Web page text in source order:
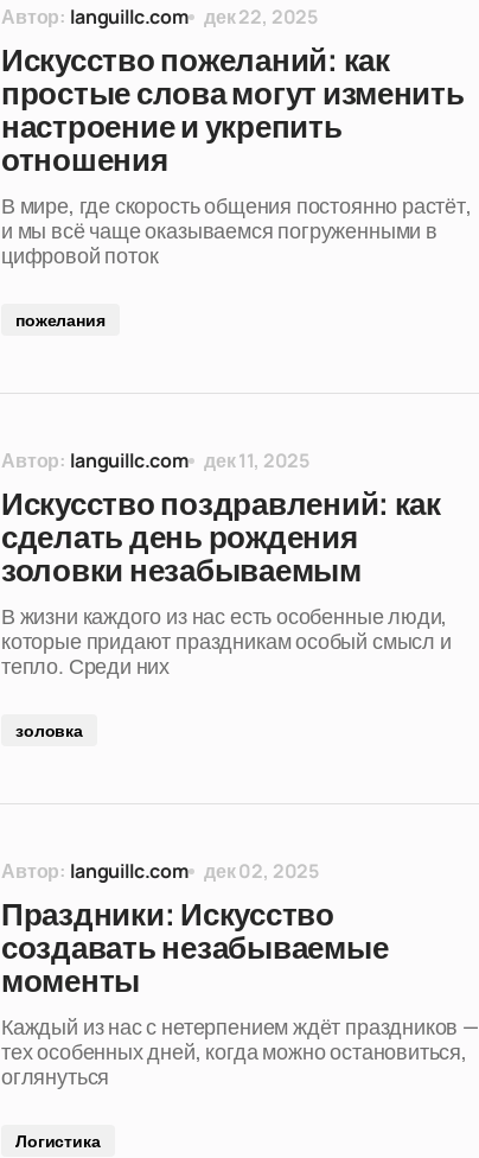
Автор: languillc.com дек 22, 2025
Искусство пожеланий: как
простые слова могут изменить
настроение и укрепить
отношения
В мире, где скорость общения постоянно растёт,
и мы всё чаще оказываемся погруженными в
цифровой поток
пожелания
Автор: languillc.com дек 11, 2025
Искусство поздравлений: как
сделать день рождения
золовки незабываемым
В жизни каждого из нас есть особенные люди,
которые придают праздникам особый смысл и
тепло. Среди них
золовка
Автор: languillc.com дек 02, 2025
Праздники: Искусство
создавать незабываемые
моменты
Каждый из нас с нетерпением ждёт праздников —
тех особенных дней, когда можно остановиться,
оглянуться
Логистика